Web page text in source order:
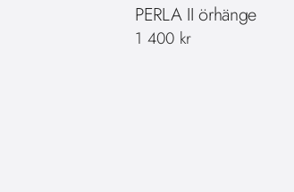
PERLA II örhänge
1 400 kr